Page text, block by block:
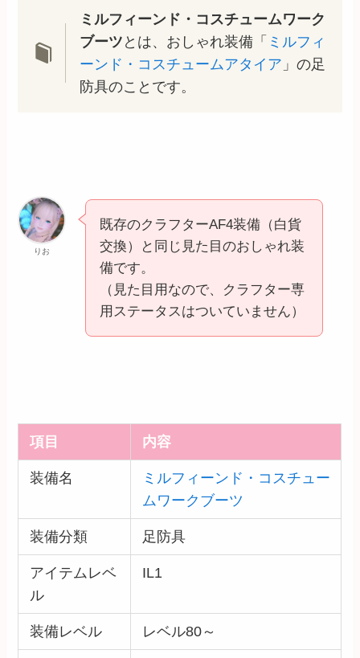
ミルフィーンド・コスチュームワーク
ブーツ とは、おしゃれ装備「 ミルフィ
ーンド・コスチュームアタイア 」の足
防具のことです。
りお
既存のクラフターAF4装備（白貨
交換）と同じ見た目のおしゃれ装
備です。
（見た目用なので、クラフター専
用ステータスはついていません）
項目 内容
装備名
ミルフィーンド・コスチュー
ムワークブーツ
装備分類 足防具
アイテムレベ
ル
IL1
装備レベル レベル80～